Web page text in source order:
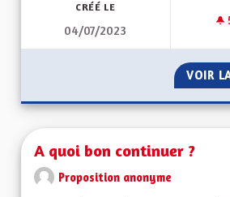
CRÉÉ LE
04/07/2023
VOIR
A quoi bon continuer ?
Proposition anonyme